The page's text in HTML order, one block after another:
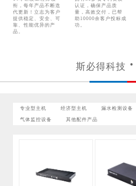
衔，每年产品不断迭
代更新！立志为客户
提供稳定、安全、可
靠、性能优异的产
品。
认证，确保产品质
量，高效交付，已帮
助10000余客户投标成
功。
斯必得科技
专业型主机 经济型主机 漏水检测设备
气体监控设备 其他配件产品